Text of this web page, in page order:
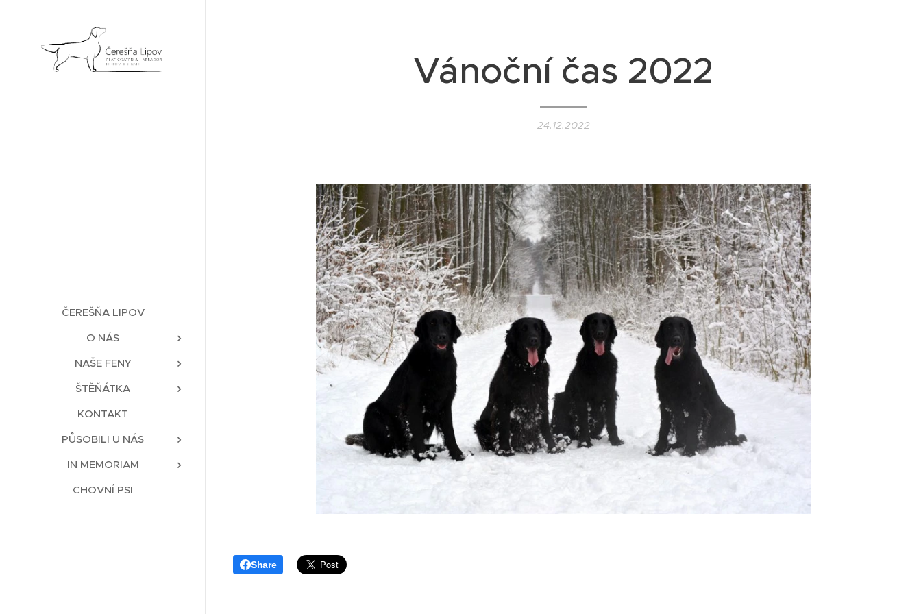
ČEREŠŇA LIPOV
O NÁS
NAŠE FENY
ŠTĚŇÁTKA
KONTAKT
PŮSOBILI U NÁS
IN MEMORIAM
CHOVNÍ PSI
Vánoční čas 2022
24.12.2022
Share